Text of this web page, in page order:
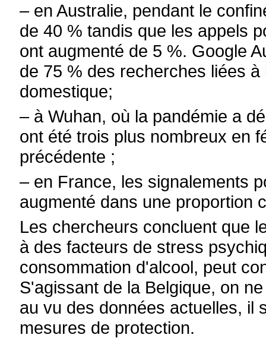
– en Australie, pendant le
de 40 % tandis que les appels
ont augmenté de 5 %. Google
de 75 % des recherches liées
domestique;
– à Wuhan, où la pandémie a
ont été trois plus nombreux en
précédente ;
– en France, les signalements
augmenté dans une proportion
Les chercheurs concluent que
à des facteurs de stress
consommation d'alcool, peut
S'agissant de la Belgique, on
au vu des données actuelles, il
mesures de protection.